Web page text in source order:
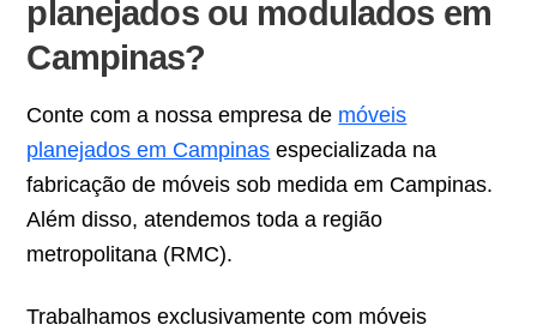
planejados ou modulados em
Campinas?
Conte com a nossa empresa de móveis
planejados em Campinas especializada na
fabricação de móveis sob medida em Campinas.
Além disso, atendemos toda a região
metropolitana (RMC).
Trabalhamos exclusivamente com móveis